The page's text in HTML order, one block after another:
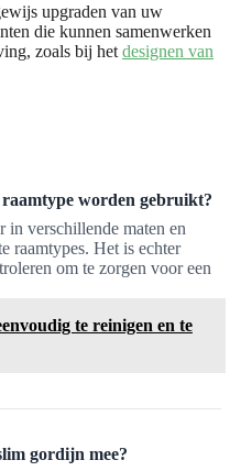
upgraden van uw
die kunnen samenwerken
zoals bij het designen van
worden gebruikt?
in verschillende maten en
raamtypes. Het is echter
om te zorgen voor een
te reinigen en te
gordijn mee?